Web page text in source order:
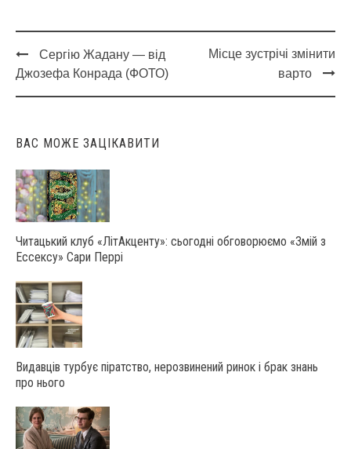
Post
navigation
Сергію Жадану — від
Джозефа Конрада (ФОТО)
Місце зустрічі змінити
варто
ВАС МОЖЕ ЗАЦІКАВИТИ
Читацький клуб «ЛітАкценту»: сьогодні обговорюємо «Змій з
Ессексу» Сари Перрі
Видавців турбує піратство, нерозвинений ринок і брак знань
про нього